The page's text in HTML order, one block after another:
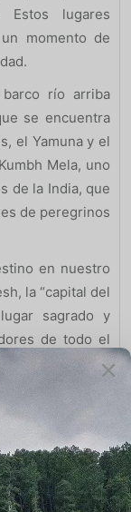
Estos lugares
momento de
río arriba
se encuentra
el Yamuna y el
Mela, uno
de la India, que
de peregrinos
en nuestro
la “capital del
sagrado y
de todo el
colinas del
Rishikesh es
yoga, y es un
y meditación.
es el Parmarth